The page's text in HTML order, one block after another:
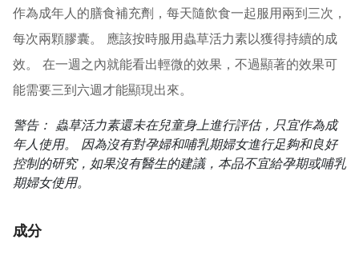
作為成年人的膳食補充劑，每天隨飲食一起服用兩到三次，
每次兩顆膠囊。 應該按時服用蟲草活力素以獲得持續的成
效。 在一週之內就能看出輕微的效果，不過顯著的效果可
能需要三到六週才能顯現出來。
警告： 蟲草活力素還未在兒童身上進行評估，只宜作為成
年人使用。 因為沒有對孕婦和哺乳期婦女進行足夠和良好
控制的研究，如果沒有醫生的建議，本品不宜給孕期或哺乳
期婦女使用。
成分